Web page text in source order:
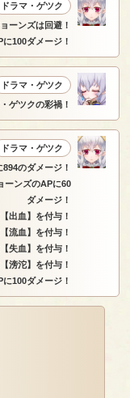
ドラマ・ゲツク
ーンズは回避！
100ダメージ！
ドラマ・ゲツク
ゲツクの彩禍！
ドラマ・ゲツク
のダメージ！
ーンズのAPに60
ダメージ！
出血】を付与！
流血】を付与！
失血】を付与！
滂沱】を付与！
100ダメージ！